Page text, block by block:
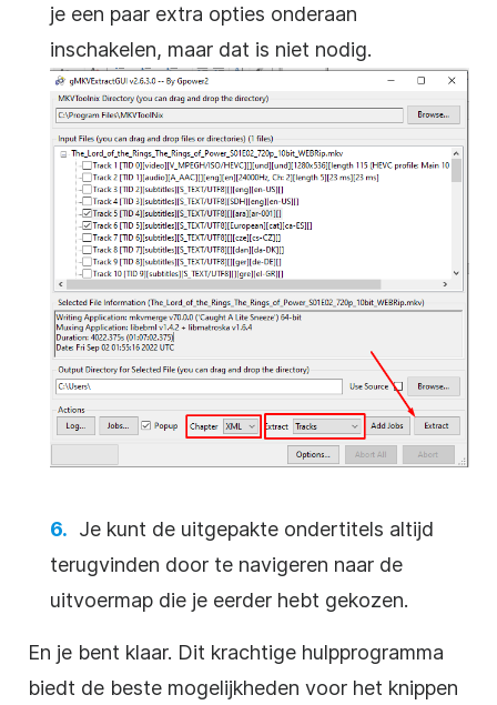
je een paar extra opties onderaan
inschakelen, maar dat is niet nodig.
Je kunt de uitgepakte ondertitels altijd
terugvinden door te navigeren naar de
uitvoermap die je eerder hebt gekozen.
En je bent klaar. Dit krachtige hulpprogramma
biedt de beste mogelijkheden voor het knippen